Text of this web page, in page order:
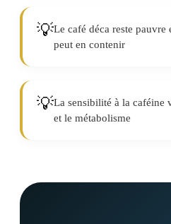
💡Le café déca reste
peut en contenir
💡La sensibilité à la caféine
et le métabolisme